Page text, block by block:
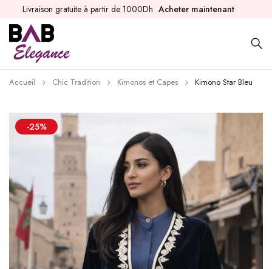
Livraison gratuite à partir de 1000Dh Acheter maintenant
Accueil Chic Tradition Kimonos et Capes Kimono Star Bleu
-25%